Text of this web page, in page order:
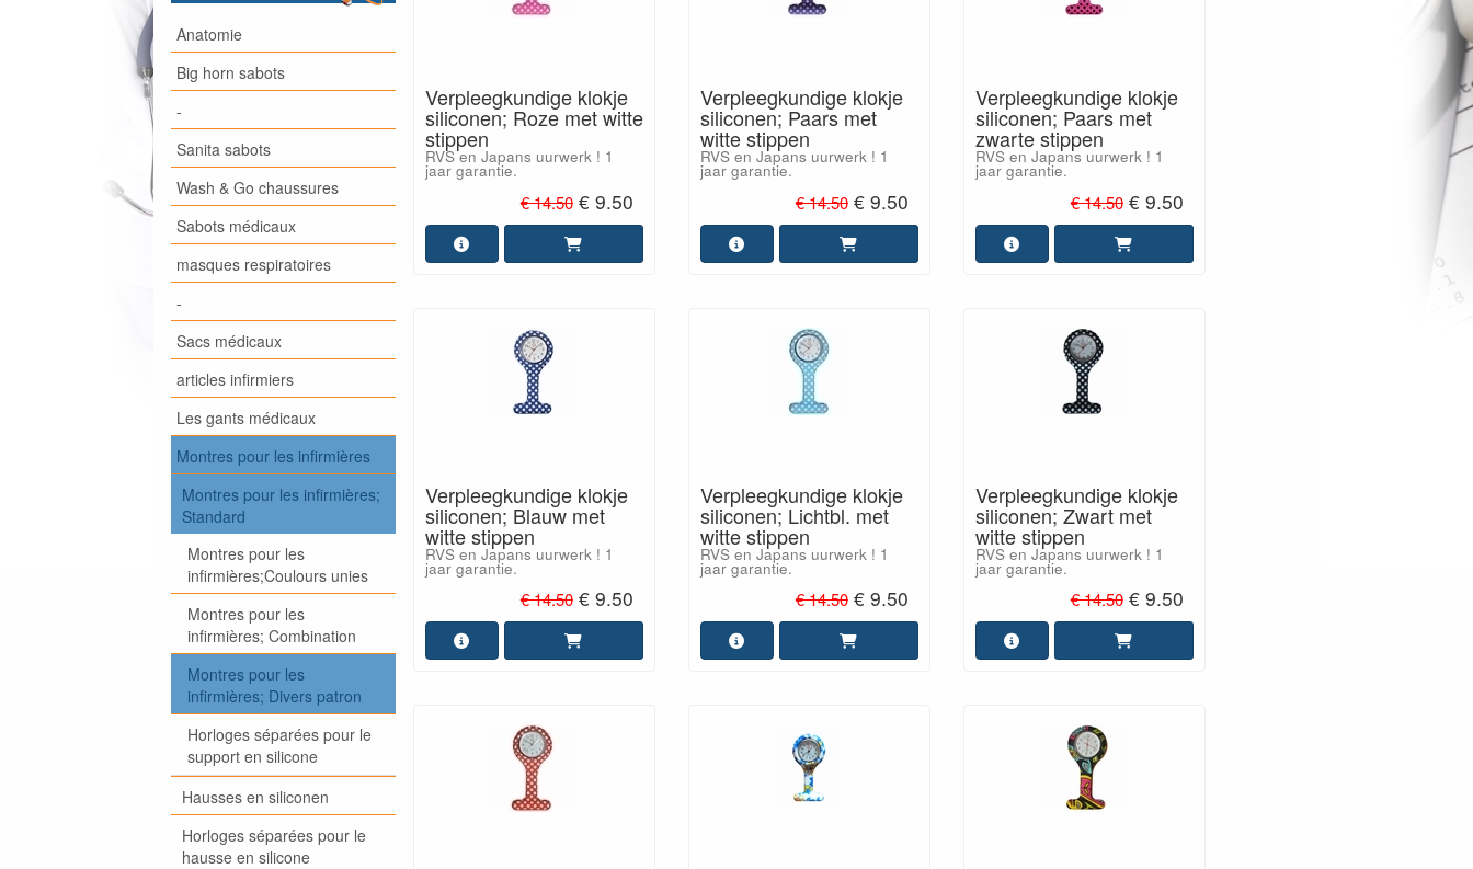
Anatomie
Big horn sabots
-
Sanita sabots
Wash & Go chaussures
Sabots médicaux
masques respiratoires
-
Sacs médicaux
articles infirmiers
Les gants médicaux
Montres pour les infirmières
Montres pour les infirmières;
Standard
Montres pour les
infirmières;Coulours unies
Montres pour les
infirmières; Combination
Montres pour les
infirmières; Divers patron
Horloges séparées pour le
support en silicone
Hausses en siliconen
Horloges séparées pour le
hausse en silicone
Verpleegkundige klokje
siliconen; Roze met witte
stippen
RVS en Japans uurwerk ! 1
jaar garantie.
€ 14.50 € 9.50
Verpleegkundige klokje
siliconen; Paars met
witte stippen
RVS en Japans uurwerk ! 1
jaar garantie.
€ 14.50 € 9.50
Verpleegkundige klokje
siliconen; Paars met
zwarte stippen
RVS en Japans uurwerk ! 1
jaar garantie.
€ 14.50 € 9.50
Verpleegkundige klokje
siliconen; Blauw met
witte stippen
RVS en Japans uurwerk ! 1
jaar garantie.
€ 14.50 € 9.50
Verpleegkundige klokje
siliconen; Lichtbl. met
witte stippen
RVS en Japans uurwerk ! 1
jaar garantie.
€ 14.50 € 9.50
Verpleegkundige klokje
siliconen; Zwart met
witte stippen
RVS en Japans uurwerk ! 1
jaar garantie.
€ 14.50 € 9.50